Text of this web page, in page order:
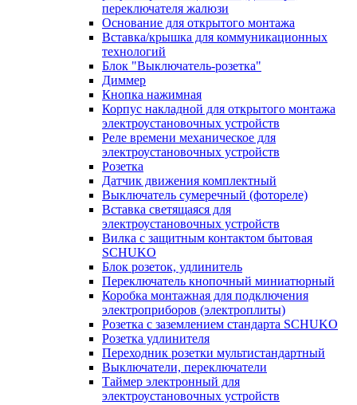
переключателя жалюзи
Основание для открытого монтажа
Вставка/крышка для коммуникационных
технологий
Блок "Выключатель-розетка"
Диммер
Кнопка нажимная
Корпус накладной для открытого монтажа
электроустановочных устройств
Реле времени механическое для
электроустановочных устройств
Розетка
Датчик движения комплектный
Выключатель сумеречный (фотореле)
Вставка светящаяся для
электроустановочных устройств
Вилка с защитным контактом бытовая
SCHUKO
Блок розеток, удлинитель
Переключатель кнопочный миниатюрный
Коробка монтажная для подключения
электроприборов (электроплиты)
Розетка с заземлением стандарта SCHUKO
Розетка удлинителя
Переходник розетки мультистандартный
Выключатели, переключатели
Таймер электронный для
электроустановочных устройств